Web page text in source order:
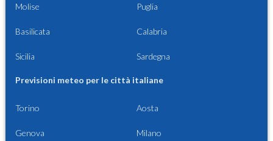
Molise Puglia
Basilicata Calabria
Sicilia Sardegna
Previsioni meteo per le città italiane
Torino Aosta
Genova Milano